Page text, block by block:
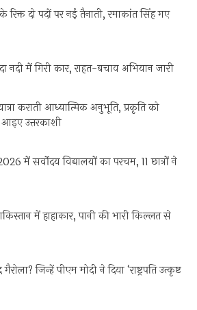
दो पदों पर नई तैनाती, रमाकांत सिंह गए
नदी में गिरी कार, राहत-बचाव अभियान जारी
कराती आध्यात्मिक अनुभूति, प्रकृति को
उत्तरकाशी
में सर्वोदय विद्यालयों का परचम, 11 छात्रों ने
में हाहाकार, पानी की भारी किल्लत से
जिन्हें पीएम मोदी ने दिया ‘राष्ट्रपति उत्कृष्ट